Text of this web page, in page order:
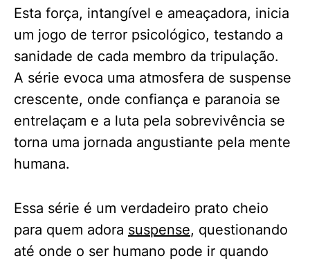
Esta força, intangível e ameaçadora, inicia
um jogo de terror psicológico, testando a
sanidade de cada membro da tripulação.
A série evoca uma atmosfera de suspense
crescente, onde confiança e paranoia se
entrelaçam e a luta pela sobrevivência se
torna uma jornada angustiante pela mente
humana.
Essa série é um verdadeiro prato cheio
para quem adora suspense, questionando
até onde o ser humano pode ir quando